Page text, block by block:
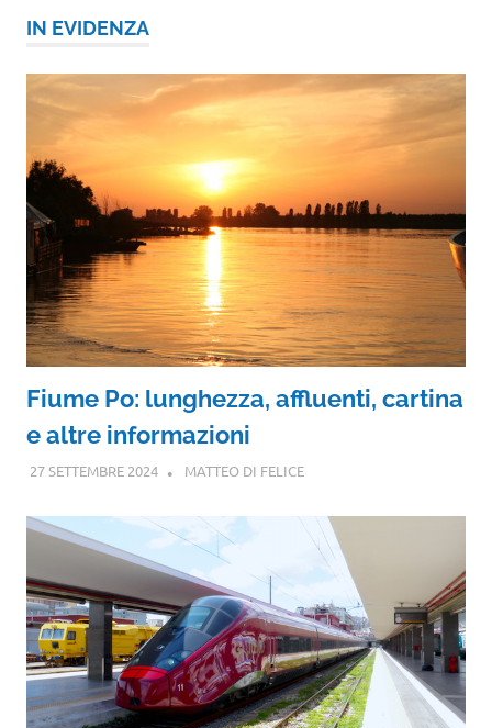
IN EVIDENZA
Fiume Po: lunghezza, affluenti, cartina
e altre informazioni
27 SETTEMBRE 2024 MATTEO DI FELICE